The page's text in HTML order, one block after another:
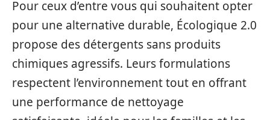
Pour ceux d’entre vous qui souhaitent opter
pour une alternative durable, Écologique 2.0
propose des détergents sans produits
chimiques agressifs. Leurs formulations
respectent l’environnement tout en offrant
une performance de nettoyage